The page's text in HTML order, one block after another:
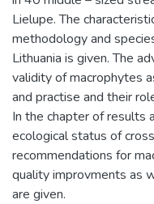
Lielupe. The
methodology and
Lithuania is given. The
validity of macrophytes
and practise and their
In the chapter of results
ecological status of
recommendations for
quality improvments as
are given.